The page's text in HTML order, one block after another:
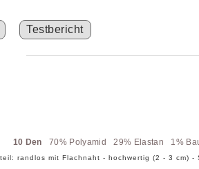
Testbericht
10 Den 70% Polyamid 29% Elastan 1%
randlos mit Flachnaht - hochwertig (2 - 3 cm)